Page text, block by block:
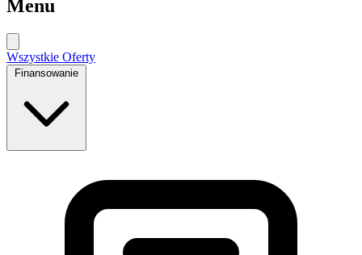
Menu
Wszystkie Oferty
Finansowanie